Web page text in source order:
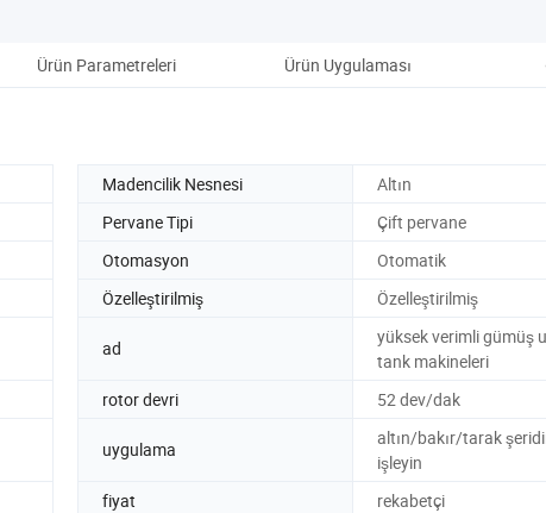
Ürün Parametreleri Ürün Uygulaması
Madencilik Nesnesi
Altın
Pervane Tipi
Çift pervane
Otomasyon
Otomatik
Özelleştirilmiş Özelleştirilmiş
ad
yüksek verimli gümüş
tank makineleri
rotor devri 52 dev/dak
uygulama
altın/bakır/tarak
işleyin
fiyat
rekabetçi